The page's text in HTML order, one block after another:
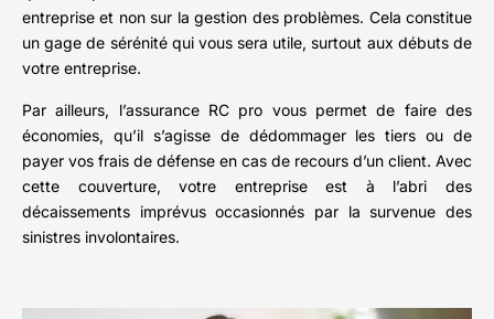
entreprise et non sur la gestion des problèmes. Cela constitue
un gage de sérénité qui vous sera utile, surtout aux débuts de
votre entreprise.
Par ailleurs, l’assurance RC pro vous permet de faire des
économies, qu’il s’agisse de dédommager les tiers ou de
payer vos frais de défense en cas de recours d’un client. Avec
cette couverture, votre entreprise est à l’abri des
décaissements imprévus occasionnés par la survenue des
sinistres involontaires.